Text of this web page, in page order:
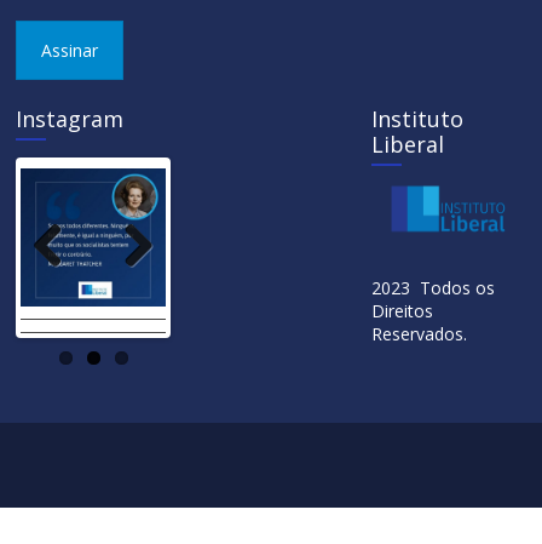
Assinar
Instagram
ous
Instituto
Liberal
2023 Todos os
Direitos
Reservados.